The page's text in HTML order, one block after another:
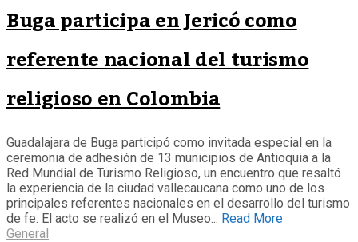
Buga participa en Jericó como
referente nacional del turismo
religioso en Colombia
Guadalajara de Buga participó como invitada especial en la
ceremonia de adhesión de 13 municipios de Antioquia a la
Red Mundial de Turismo Religioso, un encuentro que resaltó
la experiencia de la ciudad vallecaucana como uno de los
principales referentes nacionales en el desarrollo del turismo
de fe. El acto se realizó en el Museo... Read More
General